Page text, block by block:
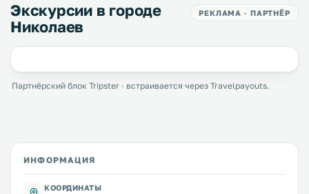
Экскурсии в городе
Николаев
РЕКЛАМА · ПАРТНЁР
Партнёрский блок Tripster · встраивается через Travelpayouts.
ИНФОРМАЦИЯ
КООРДИНАТЫ